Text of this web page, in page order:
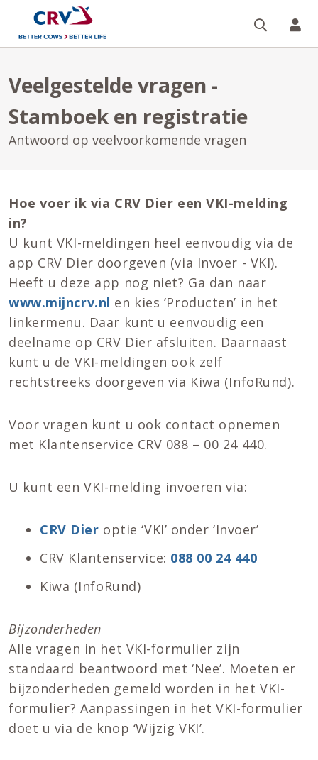
Veelgestelde vragen -
Stamboek en registratie
Antwoord op veelvoorkomende vragen
Hoe voer ik via CRV Dier een VKI-melding
in?
U kunt VKI-meldingen heel eenvoudig via de
app CRV Dier doorgeven (via Invoer - VKI).
Heeft u deze app nog niet? Ga dan naar
www.mijncrv.nl en kies ‘Producten’ in het
linkermenu. Daar kunt u eenvoudig een
deelname op CRV Dier afsluiten. Daarnaast
kunt u de VKI-meldingen ook zelf
rechtstreeks doorgeven via Kiwa (InfoRund).
Voor vragen kunt u ook contact opnemen
met Klantenservice CRV 088 – 00 24 440.
U kunt een VKI-melding invoeren via:
CRV Dier optie ‘VKI’ onder ‘Invoer’
CRV Klantenservice: 088 00 24 440
Kiwa (InfoRund)
Bijzonderheden
Alle vragen in het VKI-formulier zijn
standaard beantwoord met ‘Nee’. Moeten er
bijzonderheden gemeld worden in het VKI-
formulier? Aanpassingen in het VKI-formulier
doet u via de knop ‘Wijzig VKI’.